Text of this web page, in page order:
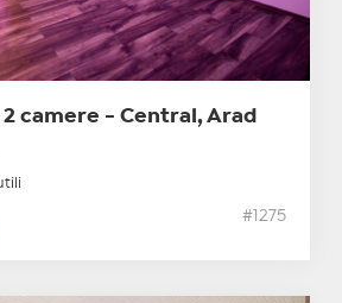
camere - Central, Arad
#1275